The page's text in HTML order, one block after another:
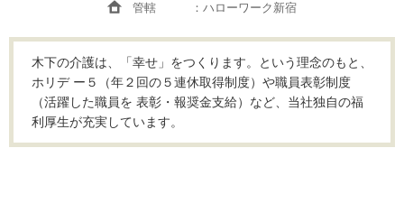
管轄
：ハローワーク新宿
木下の介護は、「幸せ」をつくります。という理念のもと、
ホリデ ー５（年２回の５連休取得制度）や職員表彰制度
（活躍した職員を 表彰・報奨金支給）など、当社独自の福
利厚生が充実しています。